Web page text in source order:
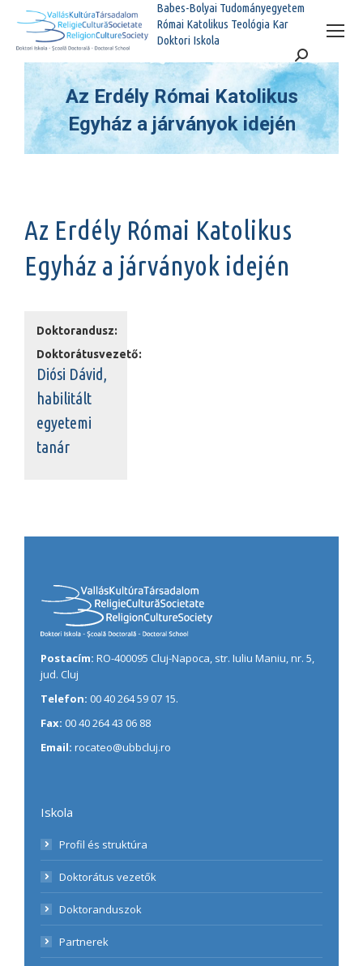
Babes-Bolyai Tudományegyetem
Római Katolikus Teológia Kar
Doktori Iskola
Search:
Az Erdély Római Katolikus
Egyház a járványok idején
You are here:
Az Erdély Római Katolikus
Egyház a járványok idején
Doktorandusz:
Doktorátusvezető:
Diósi Dávid,
habilitált
egyetemi
tanár
Postacím: RO-400095 Cluj-Napoca, str. Iuliu Maniu, nr. 5,
jud. Cluj
Telefon: 00 40 264 59 07 15.
Fax: 00 40 264 43 06 88
Email: rocateo@ubbcluj.ro
Iskola
Profil és struktúra
Doktorátus vezetők
Doktoranduszok
Partnerek